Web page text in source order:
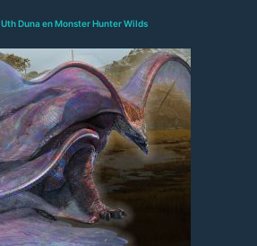
Duna en Monster Hunter Wilds